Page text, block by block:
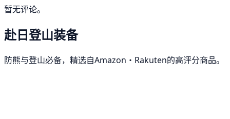
暂无评论。
赴日登山装备
防熊与登山必备，精选自Amazon・Rakuten的高评分商品。